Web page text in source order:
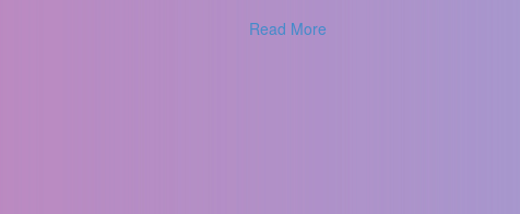
Read More